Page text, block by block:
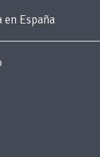
en España